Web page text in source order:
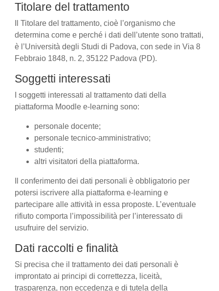
Titolare del trattamento
Il Titolare del trattamento, cioè l’organismo che
determina come e perché i dati dell’utente sono trattati,
è l’Università degli Studi di Padova, con sede in Via 8
Febbraio 1848, n. 2, 35122 Padova (PD).
Soggetti interessati
I soggetti interessati al trattamento dati della
piattaforma Moodle e-learning sono:
personale docente;
personale tecnico-amministrativo;
studenti;
altri visitatori della piattaforma.
Il conferimento dei dati personali è obbligatorio per
potersi iscrivere alla piattaforma e-learning e
partecipare alle attività in essa proposte. L’eventuale
rifiuto comporta l’impossibilità per l’interessato di
usufruire del servizio.
Dati raccolti e finalità
Si precisa che il trattamento dei dati personali è
improntato ai principi di correttezza, liceità,
trasparenza, non eccedenza e di tutela della